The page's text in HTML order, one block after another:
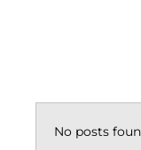
No posts